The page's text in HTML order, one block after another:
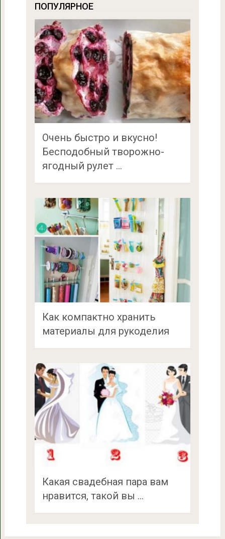
ПОПУЛЯРНОЕ
Очень быстро и вкусно!
Бесподобный творожно-
ягодный рулет …
Как компактно хранить
материалы для рукоделия
Какая свадебная пара вам
нравится, такой вы …